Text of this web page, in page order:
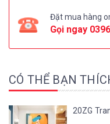
Đặt mua hàng
Gọi ngay
CÓ THỂ BẠN
20ZG